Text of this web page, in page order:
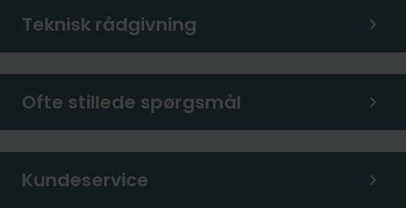
Teknisk rådgivning
Ofte stillede spørgsmål
Kundeservice